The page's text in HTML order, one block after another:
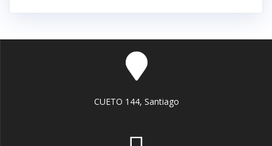
CUETO 144, Santiago